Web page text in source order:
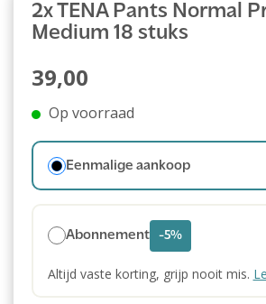
2x TENA Pants Normal
Medium 18 stuks
39,00
Op voorraad
Eenmalige aankoop
Abonnement -5%
Altijd vaste korting, grijp nooit mis.